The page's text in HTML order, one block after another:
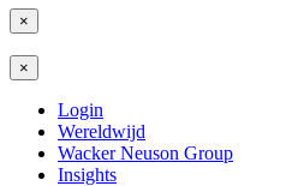
×
×
Login
Wereldwijd
Wacker Neuson Group
Insights